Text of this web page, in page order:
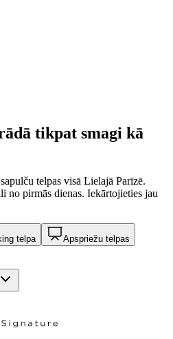
tikpat smagi kā
telpas visā Lielajā Parīzē.
no pirmās dienas. Iekārtojieties jau
telpa Apspriežu telpas